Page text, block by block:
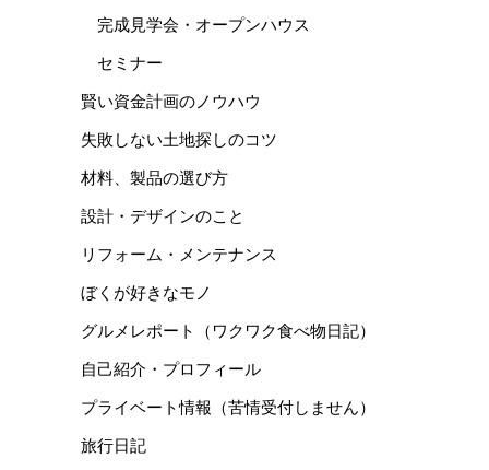
完成見学会・オープンハウス
セミナー
賢い資金計画のノウハウ
失敗しない土地探しのコツ
材料、製品の選び方
設計・デザインのこと
リフォーム・メンテナンス
ぼくが好きなモノ
グルメレポート（ワクワク食べ物日記）
自己紹介・プロフィール
プライベート情報（苦情受付しません）
旅行日記